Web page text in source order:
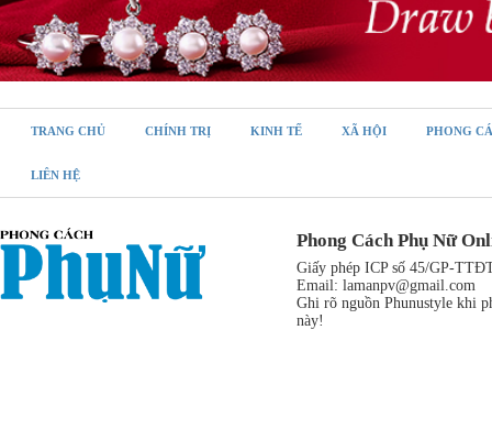
TRANG CHỦ CHÍNH TRỊ KINH TẾ XÃ HỘI PHONG
LIÊN HỆ
Phong Cách Phụ Nữ
Giấy phép ICP số 45/GP-
Email: lamanpv@gmail.com
Ghi rõ nguồn Phunustyle khi
này!